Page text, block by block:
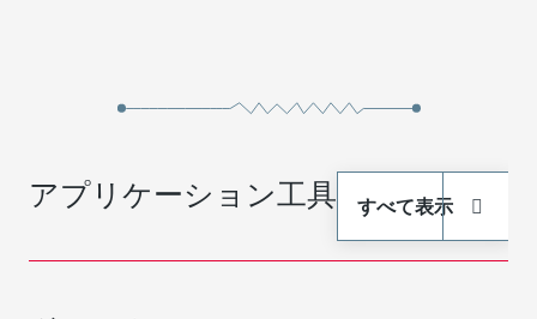
アプリケーション工具 すべて表示